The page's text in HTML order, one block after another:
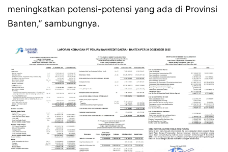
meningkatkan potensi-potensi yang ada di Provinsi
Banten,” sambungnya.